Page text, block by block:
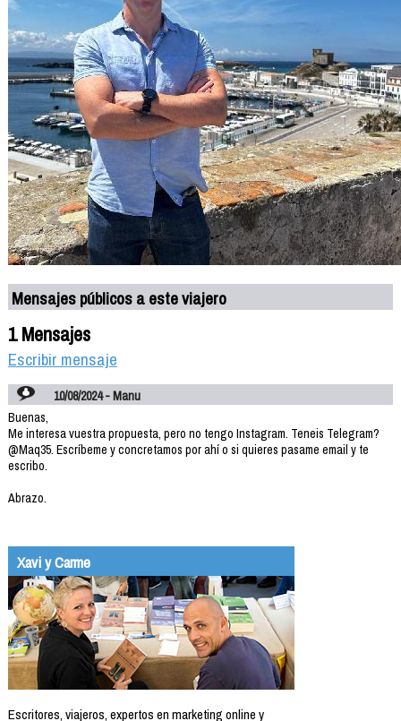
Mensajes públicos a este viajero
1 Mensajes
Escribir mensaje
10/08/2024 - Manu
Buenas,
Me interesa vuestra propuesta, pero no tengo Instagram. Teneis Telegram?
@Maq35. Escríbeme y concretamos por ahí o si quieres pasame email y te
escribo.
Abrazo.
Xavi y Carme
Escritores, viajeros, expertos en marketing online y